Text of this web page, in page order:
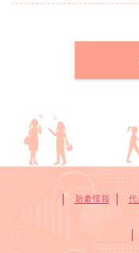
新着情報 代